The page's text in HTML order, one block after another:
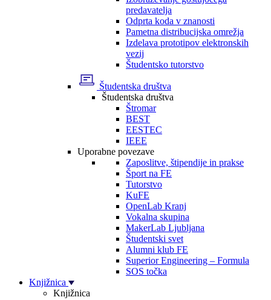
predavatelja
Odprta koda v znanosti
Pametna distribucijska omrežja
Izdelava prototipov elektronskih
vezij
Študentsko tutorstvo
Študentska društva
Študentska društva
Štromar
BEST
EESTEC
IEEE
Uporabne povezave
Zaposlitve, štipendije in prakse
Šport na FE
Tutorstvo
KuFE
OpenLab Kranj
Vokalna skupina
MakerLab Ljubljana
Študentski svet
Alumni klub FE
Superior Engineering – Formula
SOS točka
Knjižnica
Knjižnica